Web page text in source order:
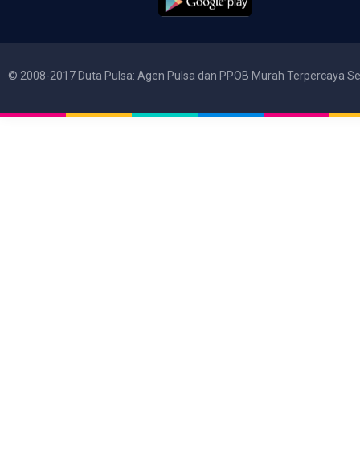
© 2008-2017 Duta Pulsa: Agen Pulsa dan PPOB Murah Terpercaya